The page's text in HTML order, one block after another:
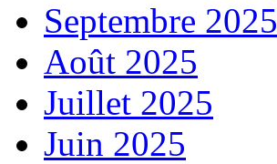
Septembre 2025
Août 2025
Juillet 2025
Juin 2025